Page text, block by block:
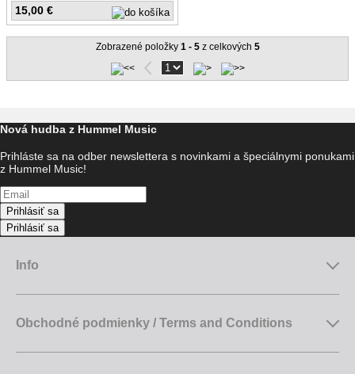
15,00 €
Zobrazené položky 1 - 5z celkových 5
Nová hudba z Hummel Music
Prihláste sa na odber newslettera s novinkami a špeciálnymi ponukami
z Hummel Music!
Prihlásiť sa
Prihlásiť sa
Info
Obchodné podmienky / Terms and Conditions